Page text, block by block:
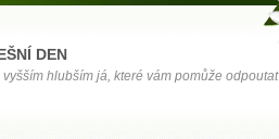
DEN
hlubším já, které vám pomůže odpoutat